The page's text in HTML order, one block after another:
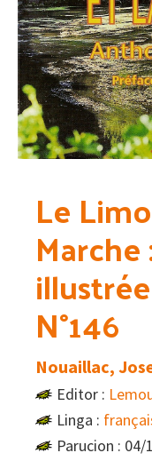
Le
N°146
Nouaillac,
Editor :
Linga :
Parucion : 04/